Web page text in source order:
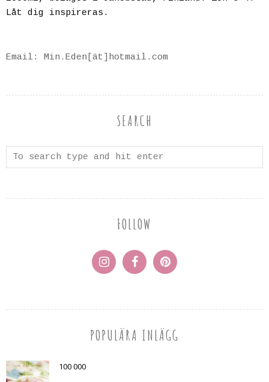
Låt dig inspireras.
Email: Min.Eden[ät]hotmail.com
SEARCH
FOLLOW
POPULÄRA INLÄGG
100 000